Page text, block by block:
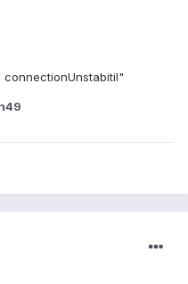
connectionUnstabitil"